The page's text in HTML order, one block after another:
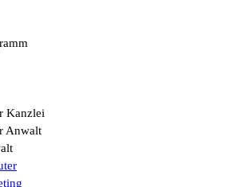
Kanzlei
Anwalt